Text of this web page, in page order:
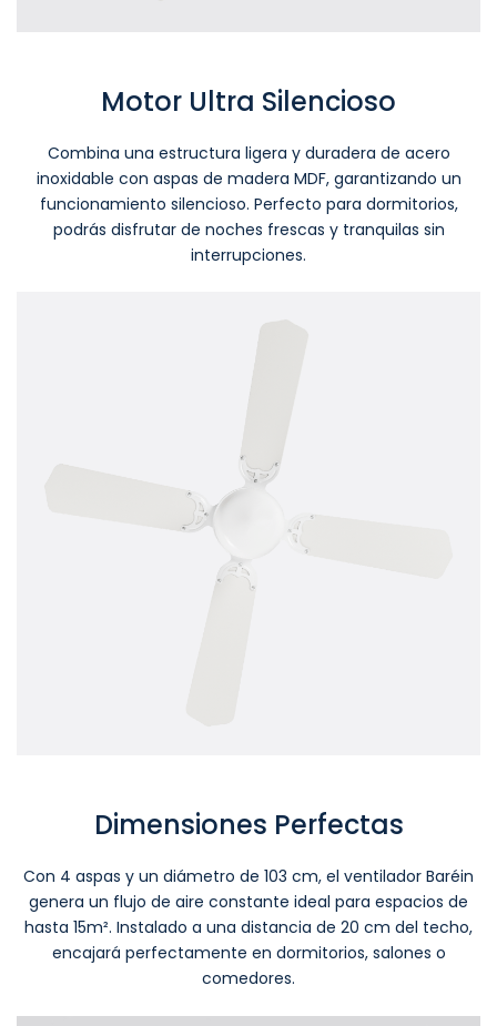
Motor Ultra Silencioso
Combina una estructura ligera y duradera de acero
inoxidable con aspas de madera MDF, garantizando un
funcionamiento silencioso. Perfecto para dormitorios,
podrás disfrutar de noches frescas y tranquilas sin
interrupciones.
Dimensiones Perfectas
Con 4 aspas y un diámetro de 103 cm, el ventilador Baréin
genera un flujo de aire constante ideal para espacios de
hasta 15m². Instalado a una distancia de 20 cm del techo,
encajará perfectamente en dormitorios, salones o
comedores.